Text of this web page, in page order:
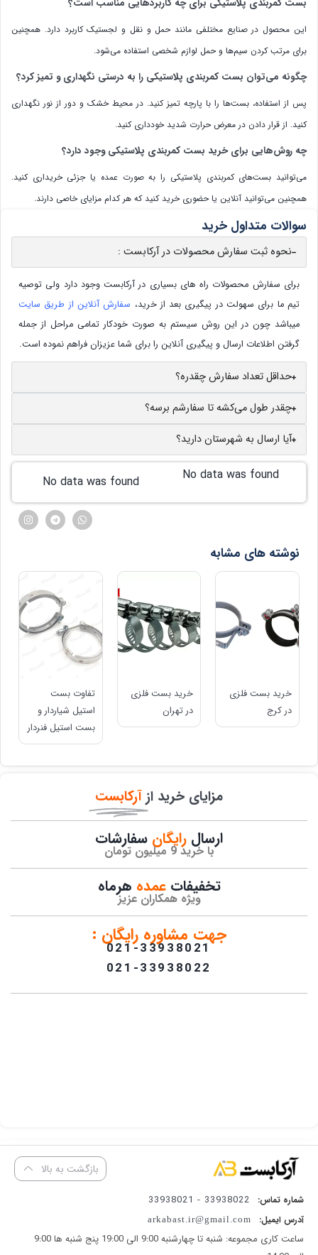
بست کمربندی پلاستیکی برای چه کاربردهایی مناسب است؟
این محصول در صنایع مختلفی مانند حمل و نقل و لجستیک کاربرد دارد. همچنین
برای مرتب کردن سیم‌ها و حمل لوازم شخصی استفاده می‌شود.
چگونه می‌توان بست کمربندی پلاستیکی را به درستی نگهداری و تمیز کرد؟
پس از استفاده، بست‌ها را با پارچه تمیز کنید. در محیط خشک و دور از نور نگهداری
کنید. از قرار دادن در معرض حرارت شدید خودداری کنید.
چه روش‌هایی برای خرید بست کمربندی پلاستیکی وجود دارد؟
می‌توانید بست‌های کمربندی پلاستیکی را به صورت عمده یا جزئی خریداری کنید.
همچنین می‌توانید آنلاین یا حضوری خرید کنید که هر کدام مزایای خاصی دارند.
سوالات متداول خرید
نحوه ثبت سفارش محصولات در آرکابست :
برای سفارش محصولات راه های بسیاری در آرکابست وجود دارد ولی توصیه
تیم ما برای سهولت در پیگیری بعد از خرید، سفارش آنلاین از طریق سایت
میباشد چون در این روش سیستم به صورت خودکار تمامی مراحل از جمله
گرفتن اطلاعات ارسال و پیگیری آنلاین را برای شما عزیزان فراهم نموده است.
حداقل تعداد سفارش چقدره؟
چقدر طول می‌کشه تا سفارشم برسه؟
آیا ارسال به شهرستان دارید؟
No data was found
No data was found
نوشته های مشابه
خرید بست فلزی
در کرج
خرید بست فلزی
در تهران
تفاوت بست
استیل شیاردار و
بست استیل فنردار
مزایای خرید ازآرکابست
ارسال رایگان سفارشات​
با خرید 9 میلیون تومان
تخفیفاتعمده هرماه
ویژه همکاران عزیز
جهت مشاوره رایگان :
021-33938021
021-33938022
بازگشت به بالا
شماره تماس: 33938022 - 33938021
آدرس ایمیل: arkabast.ir@gmail.com
ساعت کاری مجموعه: شنبه تا چهارشنبه 9:00 الی 19:00 پنج شنبه ها 9:00